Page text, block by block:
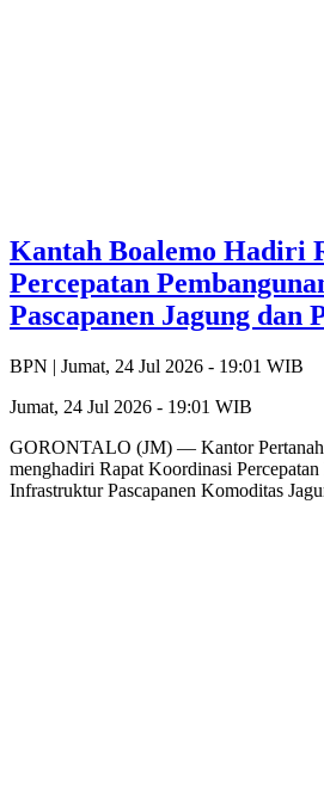
Kantah Boalemo Hadiri
Percepatan
Pascapanen Jagung dan
BPN | Jumat, 24 Jul 2026 - 19:01 WIB
Jumat, 24 Jul 2026 - 19:01 WIB
GORONTALO (JM) — Kantor
menghadiri Rapat Koordinasi Percepatan
Infrastruktur Pascapanen Komoditas